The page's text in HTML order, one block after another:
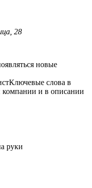
28
новые
Ключевые слова в
компании и в описании
руки